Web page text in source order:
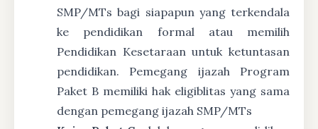
SMP/MTs bagi siapapun yang terkendala
ke pendidikan formal atau memilih
Pendidikan Kesetaraan untuk ketuntasan
pendidikan. Pemegang ijazah Program
Paket B memiliki hak eligiblitas yang sama
dengan pemegang ijazah SMP/MTs